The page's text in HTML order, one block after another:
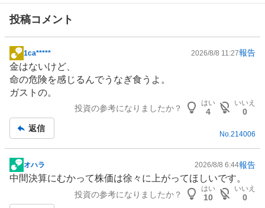
い
い
1
0
0
%
い
た
い
0
、
投稿コメント
掲
示
板
記
1ca***** 2026/8/8 11:27報告
金はないけど、
命の危険を感じるんでうなぎ食うよ。
ガストの。
投資の参考になりましたか？
はい
4
いいえ
0
返信
No.214006
掲
示
オハラ 2026/8/8 6:44報告
中間決算にむかって株価は徐々に上がってほしいです。
投資の参考になりましたか？
はい
10
いいえ
0